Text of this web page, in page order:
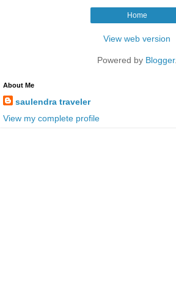
Home
View web version
Powered by Blogger.
About Me
saulendra traveler
View my complete profile